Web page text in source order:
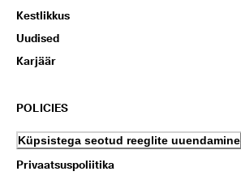
Kestlikkus
Uudised
Karjäär
POLICIES
Küpsistega seotud reeglite uuendamine
Privaatsuspoliitika